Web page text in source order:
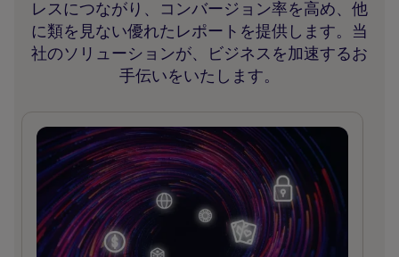
レスにつながり、コンバージョン率を高め、他
に類を見ない優れたレポートを提供します。当
社のソリューションが、ビジネスを加速するお
手伝いをいたします。